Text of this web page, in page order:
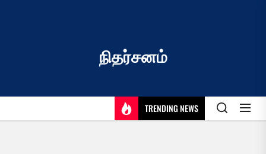
நிதர்சனம்
TRENDING NEWS